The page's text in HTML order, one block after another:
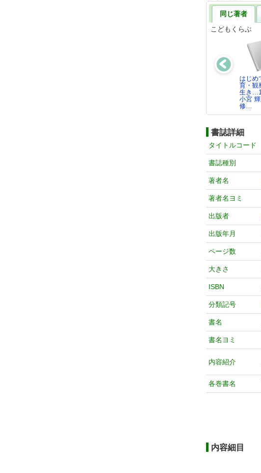
同じ著者
こどもくらぶ
はじめ
育・
生き
小宮
修…
書誌詳細
タイトルコード
書誌種別
著者名
著者名ヨミ
出版者
出版年月
ページ数
大きさ
ISBN
分類記号
書名
書名ヨミ
内容紹介
各巻書名
内容細目